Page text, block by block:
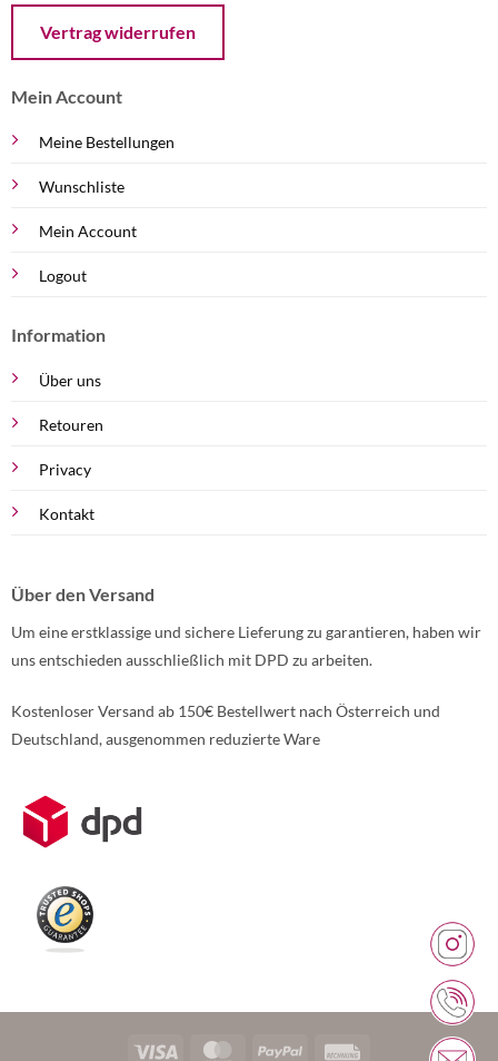
Vertrag widerrufen
Mein Account
Meine Bestellungen
Wunschliste
Mein Account
Logout
Information
Über uns
Retouren
Privacy
Kontakt
Über den Versand
Um eine erstklassige und sichere Lieferung zu garantieren, haben wir
uns entschieden ausschließlich mit DPD zu arbeiten.
Kostenloser Versand ab 150€ Bestellwert nach Österreich und
Deutschland, ausgenommen reduzierte Ware
Weitere Informationen über den gesperrten Inhalt.
Visa MasterCardPayPal